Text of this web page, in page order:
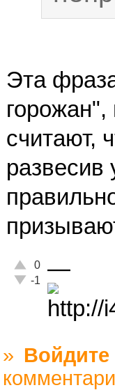
Эта
считают,
развесив
Отлично!
0
Неадекватно!
-1 —
» Войдите